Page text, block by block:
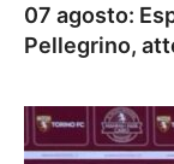
07 agosto:
Pellegrino,